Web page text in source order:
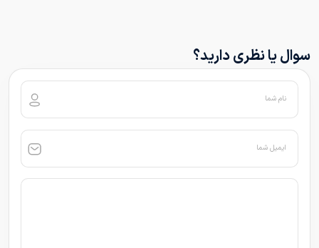
سوال یا نظری دارید؟
نام شما
ایمیل شما